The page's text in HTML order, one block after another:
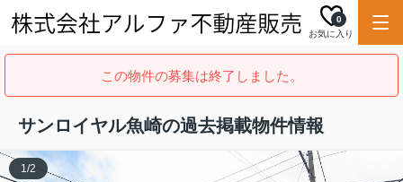
お気に入り
0
この物件の募集は終了しました。
サンロイヤル魚崎の過去掲載物件情報
1/2